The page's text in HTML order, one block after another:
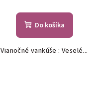
Do košíka
Vianočné vankúše : Veselé...